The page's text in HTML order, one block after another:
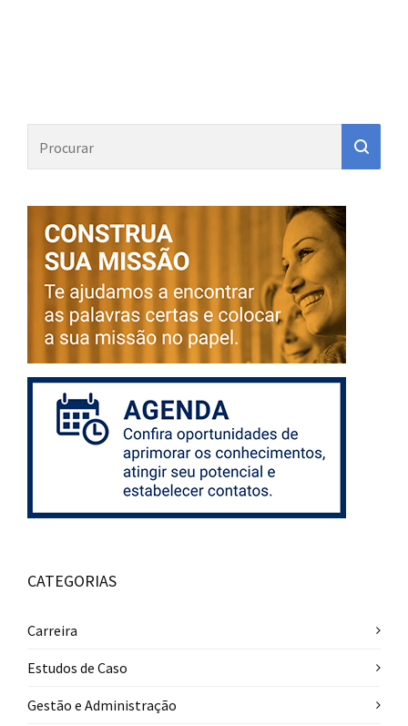
CATEGORIAS
Carreira
Estudos de Caso
Gestão e Administração